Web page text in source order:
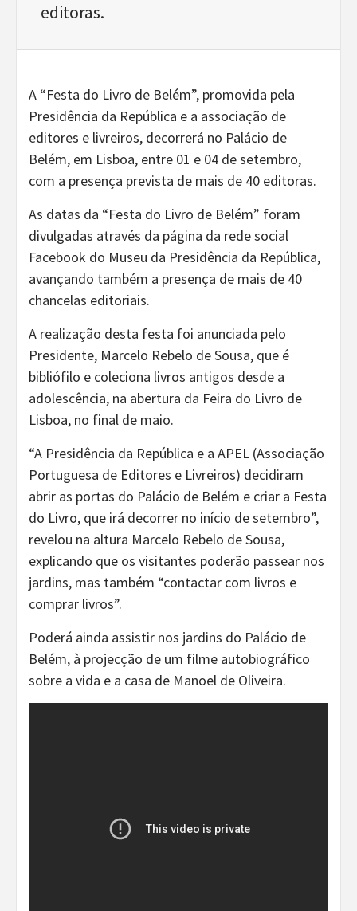
editoras.
A “Festa do Livro de Belém”, promovida pela
Presidência da República e a associação de
editores e livreiros, decorrerá no Palácio de
Belém, em Lisboa, entre 01 e 04 de setembro,
com a presença prevista de mais de 40 editoras.
As datas da “Festa do Livro de Belém” foram
divulgadas através da página da rede social
Facebook do Museu da Presidência da República,
avançando também a presença de mais de 40
chancelas editoriais.
A realização desta festa foi anunciada pelo
Presidente, Marcelo Rebelo de Sousa, que é
bibliófilo e coleciona livros antigos desde a
adolescência, na abertura da Feira do Livro de
Lisboa, no final de maio.
“A Presidência da República e a APEL (Associação
Portuguesa de Editores e Livreiros) decidiram
abrir as portas do Palácio de Belém e criar a Festa
do Livro, que irá decorrer no início de setembro”,
revelou na altura Marcelo Rebelo de Sousa,
explicando que os visitantes poderão passear nos
jardins, mas também “contactar com livros e
comprar livros”.
Poderá ainda assistir nos jardins do Palácio de
Belém, à projecção de um filme autobiográfico
sobre a vida e a casa de Manoel de Oliveira.